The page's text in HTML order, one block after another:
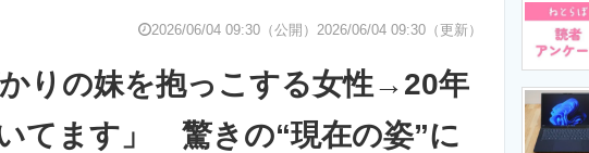
経営リーダーのコミュニティ
けIT製品の総合サイト 製造業のIT導入・活用を支援
2026/06/04 09:30（公開） 2026/06/04 09:30（更新）
りの妹を抱っこする女性→20年
てます」 驚きの“現在の姿”に